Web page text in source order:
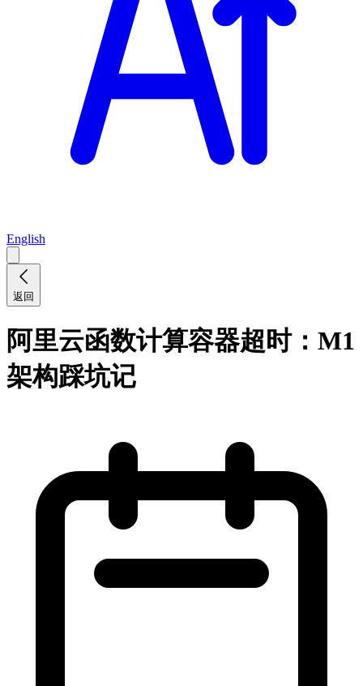
English
返回
阿里云函数计算容器超时：M1
架构踩坑记